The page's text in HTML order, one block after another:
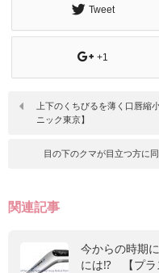
Tweet
+1
上下のくちびるを薄く口唇
ニック東京】
目の下のクマが目立つ方に
関連記事
今からの時期
には⁉ 【プラ